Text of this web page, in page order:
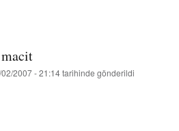
macit
2007 - 21:14tarihinde gönderildi